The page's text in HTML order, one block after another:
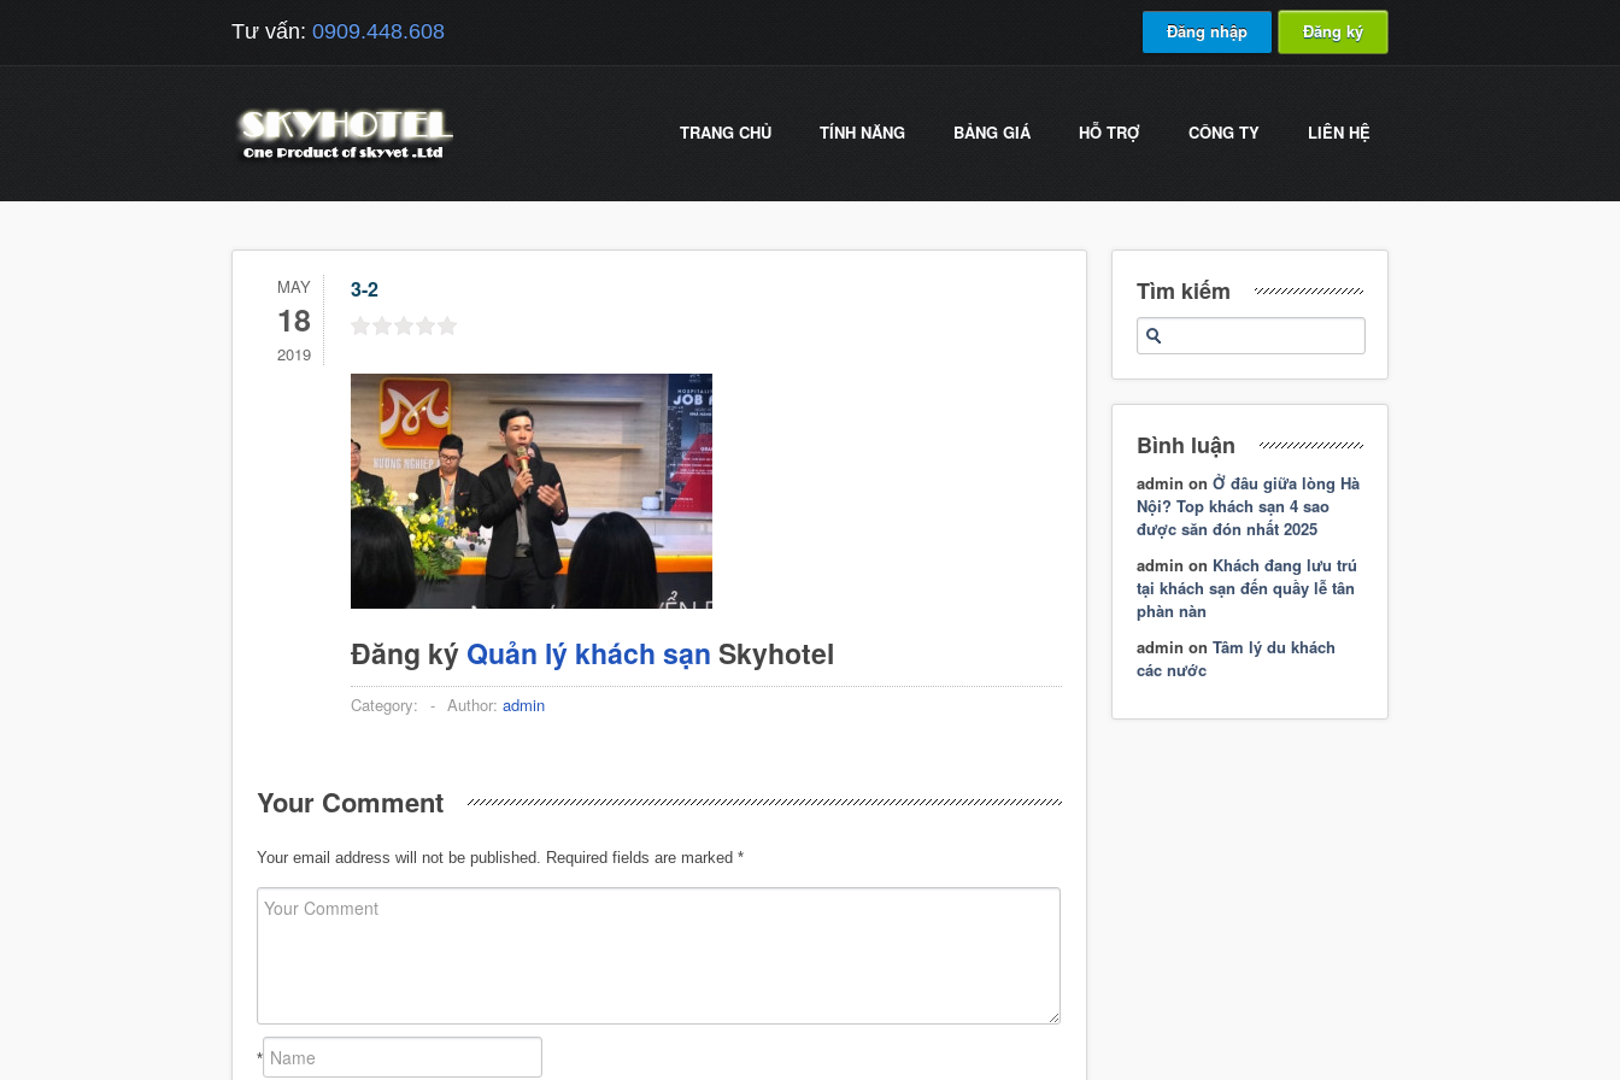
Tư vấn: 0909.448.608 Đăng nhập Đăng ký
TRANG CHỦ TÍNH NĂNG BẢNG GIÁ HỖ TRỢ CÔNG TY LIÊN HỆ
MAY
18
2019
3-2
Đăng ký Quản lý khách sạn Skyhotel
Category: - Author: admin
Your Comment
Your email address will not be published. Required fields are marked *
*
Tìm kiếm
Bình luận
admin on Ở đâu giữa lòng Hà
Nội? Top khách sạn 4 sao
được săn đón nhất 2025
admin on Khách đang lưu trú
tại khách sạn đến quầy lễ tân
phàn nàn
admin on Tâm lý du khách
các nước